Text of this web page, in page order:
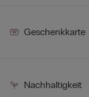
Geschenkkarte
Nachhaltigkeit